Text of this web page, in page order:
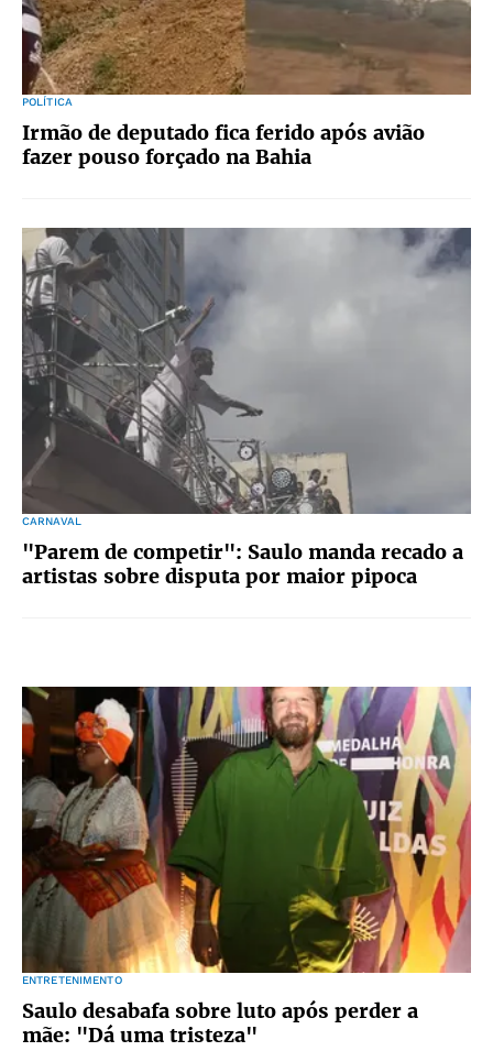
POLÍTICA
Irmão de deputado fica ferido após avião
fazer pouso forçado na Bahia
CARNAVAL
"Parem de competir": Saulo manda recado a
artistas sobre disputa por maior pipoca
ENTRETENIMENTO
Saulo desabafa sobre luto após perder a
mãe: "Dá uma tristeza"